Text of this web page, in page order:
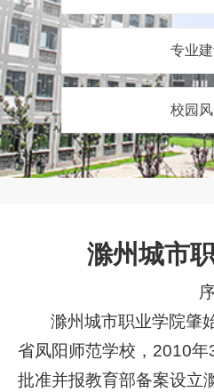
专业
校园
滁州城市
滁州城市职业学院肇
省凤阳师范学校，2010
批准并报教育部备案设立